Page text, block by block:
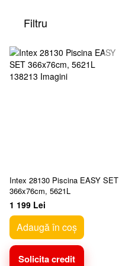
Filtru
Intex 28130 Piscina EASY SET
366x76cm, 5621L
1 199 Lei
Adaugă în coș
Solicita credit